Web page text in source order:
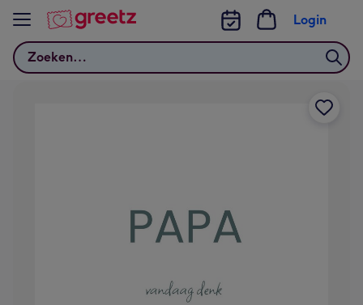
Bekijk meer
Zoeken
Login